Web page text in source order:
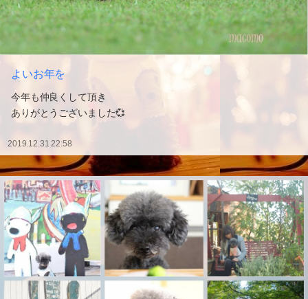
よいお年を
今年も仲良くして頂き
ありがとうございました💞
2019.12.31 22:58